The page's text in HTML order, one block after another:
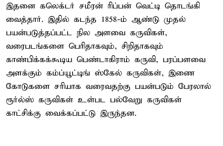
இதனை கலெக்டர் சமீரன் ரிப்பன் வெட்டி தொடங்கி
வைத்தார். இதில் கடந்த 1858-ம் ஆண்டு முதல்
பயன்படுத்தப்பட்ட நில அளவை கருவிகள்,
வரைபடங்களை பெரிதாகவும், சிறிதாகவும்
காண்பிக்கக்கூடிய பெண்டாகிராம் கருவி, பரப்பளவை
அளக்கும் கம்ப்யூட்டிங் ஸ்கேல் கருவிகள், இணை
கோடுகளை சரியாக வரைவதற்கு பயன்படும் பேரலால்
ரூர்ல்ஸ் கருவிகள் உள்பட பல்வேறு கருவிகள்
காட்சிக்கு வைக்கப்பட்டு இருந்தன.